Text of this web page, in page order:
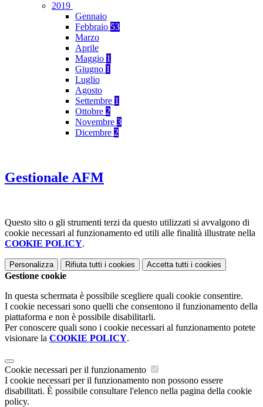
2019
Gennaio
Febbraio 53
Marzo
Aprile
Maggio 1
Giugno 1
Luglio
Agosto
Settembre 1
Ottobre 2
Novembre 3
Dicembre 2
Gestionale AFM
Questo sito o gli strumenti terzi da questo utilizzati si avvalgono di
cookie necessari al funzionamento ed utili alle finalità illustrate nella
COOKIE POLICY.
Personalizza Rifiuta tutti i cookies Accetta tutti i cookies
Gestione cookie
In questa schermata è possibile scegliere quali cookie consentire.
I cookie necessari sono quelli che consentono il funzionamento della
piattaforma e non è possibile disabilitarli.
Per conoscere quali sono i cookie necessari al funzionamento potete
visionare la COOKIE POLICY.
Cookie necessari per il funzionamento
I cookie necessari per il funzionamento non possono essere
disabilitati. È possibile consultare l'elenco nella pagina della cookie
policy.